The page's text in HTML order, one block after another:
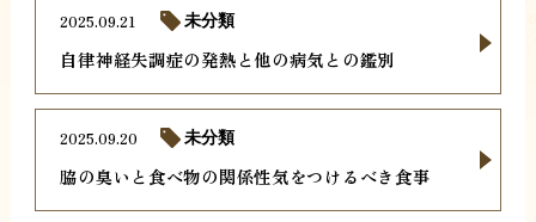
自律神経失調症の発熱と他の病気との鑑別
2025.09.21 未分類
脇の臭いと食べ物の関係性気をつけるべき食事
2025.09.20 未分類